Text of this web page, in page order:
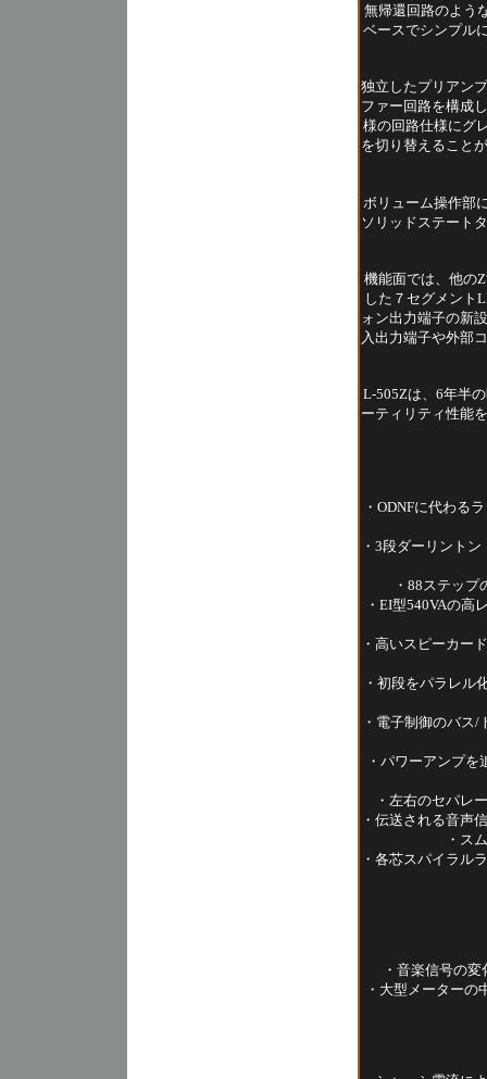
無帰還回路のよう
ベースでシンプル
独立したプリアン
ファー回路を構成
様の回路仕様にグ
を切り替えること
ボリューム操作部
ソリッドステート
機能面では、他の
した７セグメント
ォン出力端子の新
入出力端子や外部
L-505Zは、6年半
ーティリティ性能
・ODNFに代わる
・3段ダーリント
・88ステッ
・EI型540VAの高
・高いスピーカー
・初段をパラレル
・電子制御のバス
・パワーアンプ
・左右のセパレ
・伝送される音声
・ス
・各芯スパイラル
・音楽信号の
・大型メーター